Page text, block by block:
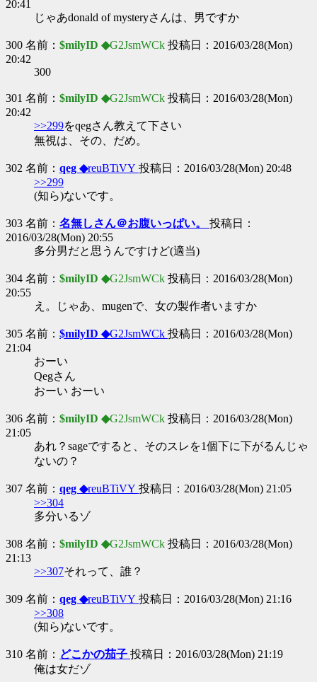
20:41
じゃあdonald of mysteryさんは、男ですか
300 名前： $milyID ◆G2JsmWCk 投稿日：2016/03/28(Mon)
20:42
300
301 名前： $milyID ◆G2JsmWCk 投稿日：2016/03/28(Mon)
20:42
>>299をqegさん教えて下さい
無視は、その、だめ。
302 名前： qeg ◆reuBTiVY 投稿日：2016/03/28(Mon) 20:48
>>299
(知ら)ないです。
303 名前： 名無しさん＠お腹いっぱい。 投稿日：
2016/03/28(Mon) 20:55
多分男だと思うんですけど(適当)
304 名前： $milyID ◆G2JsmWCk 投稿日：2016/03/28(Mon)
20:55
え。じゃあ、mugenで、女の製作者いますか
305 名前： $milyID ◆G2JsmWCk 投稿日：2016/03/28(Mon)
21:04
おーい
Qegさん
おーい おーい
306 名前： $milyID ◆G2JsmWCk 投稿日：2016/03/28(Mon)
21:05
あれ？sageですると、そのスレを1個下に下がるんじゃ
ないの？
307 名前： qeg ◆reuBTiVY 投稿日：2016/03/28(Mon) 21:05
>>304
多分いるゾ
308 名前： $milyID ◆G2JsmWCk 投稿日：2016/03/28(Mon)
21:13
>>307それって、誰？
309 名前： qeg ◆reuBTiVY 投稿日：2016/03/28(Mon) 21:16
>>308
(知ら)ないです。
310 名前： どこかの茄子 投稿日：2016/03/28(Mon) 21:19
俺は女だゾ